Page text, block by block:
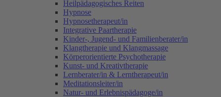
Heilpädagogisches Reiten
Hypnose
Hypnosetherapeut/in
Integrative Paartherapie
Kinder-, Jugend- und Familienberater/in
Klangtherapie und Klangmassage
Körperorientierte Psychotherapie
Kunst- und Kreativtherapie
Lernberater/in & Lerntherapeut/in
Meditationsleiter/in
Natur- und Erlebnispädagoge/in